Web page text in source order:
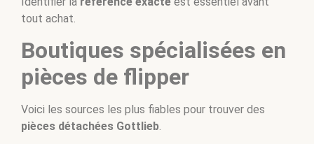
tout achat.
Boutiques spécialisées en
pièces de flipper
Voici les sources les plus fiables pour trouver des
pièces détachées Gottlieb.